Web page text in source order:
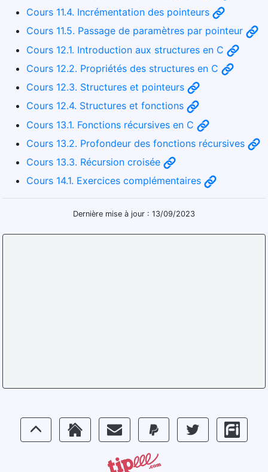
Cours 11.4. Incrémentation des pointeurs
Cours 11.5. Passage de paramètres par pointeur
Cours 12.1. Introduction aux structures en C
Cours 12.2. Propriétés des structures en C
Cours 12.3. Structures et pointeurs
Cours 12.4. Structures et fonctions
Cours 13.1. Fonctions récursives en C
Cours 13.2. Profondeur des fonctions récursives
Cours 13.3. Récursion croisée
Cours 14.1. Exercices complémentaires
Dernière mise à jour : 13/09/2023